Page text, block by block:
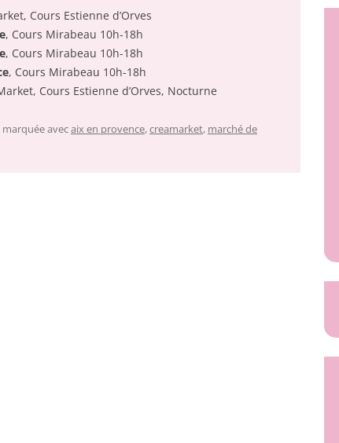
Cours Estienne d’Orves
, Cours Mirabeau 10h-18h
, Cours Mirabeau 10h-18h
, Cours Mirabeau 10h-18h
Cours Estienne d’Orves, Nocturne
marquée avecaix en provence,creamarket, marché de